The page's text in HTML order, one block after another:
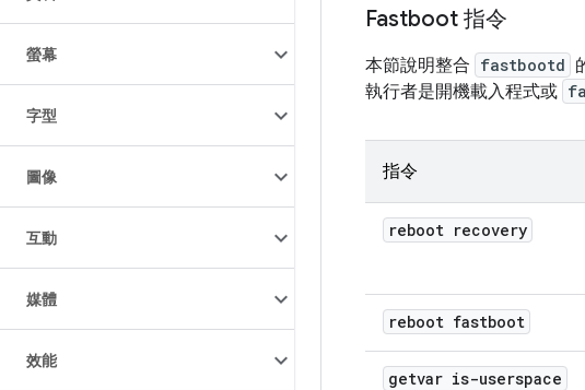
螢幕
字型
圖像
互動
媒體
效能
Fastboot 指令
本節說明整合 fastbootd
執行者是開機載入程式或
指令
reboot recovery
reboot fastboot
getvar is-userspace